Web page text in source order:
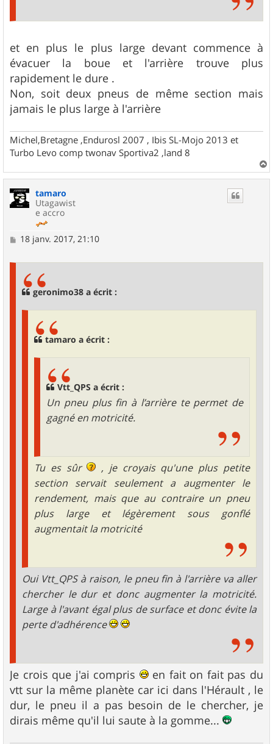
et en plus le plus large devant commence à
évacuer la boue et l'arrière trouve plus
rapidement le dure .
Non, soit deux pneus de même section mais
jamais le plus large à l'arrière
Michel,Bretagne ,Endurosl 2007 , Ibis SL-Mojo 2013 et
Turbo Levo comp twonav Sportiva2 ,land 8
a
tamaro
Utagawist
e accro
M18 janv. 2017, 21:10
geronimo38 a écrit :
tamaro a écrit :
Vtt_QPS a écrit :
Un pneu plus fin à l’arrière te permet de
gagné en motricité.
Tu es sûr
, je croyais qu'une plus petite
section servait seulement a augmenter le
rendement, mais que au contraire un pneu
plus large et légèrement sous gonflé
augmentait la motricité
Oui Vtt_QPS à raison, le pneu fin à l'arrière va aller
chercher le dur et donc augmenter la motricité.
Large à l'avant égal plus de surface et donc évite la
perte d'adhérence
Je crois que j'ai compris
en fait on fait pas du
vtt sur la même planète car ici dans l'Hérault , le
dur, le pneu il a pas besoin de le chercher, je
dirais même qu'il lui saute à la gomme...